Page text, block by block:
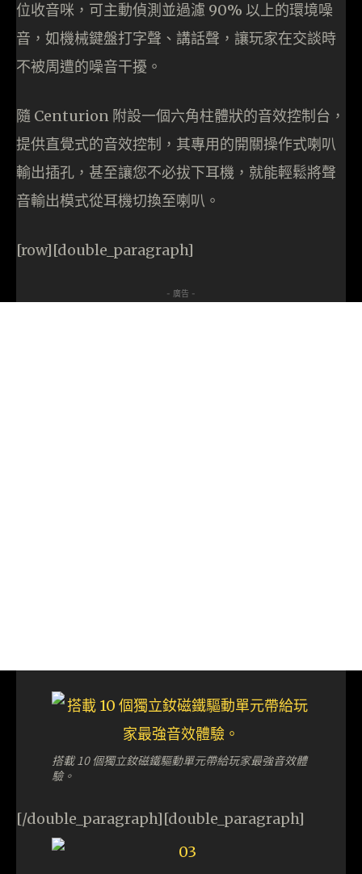
位收音咪，可主動偵測並過濾 90% 以上的環境噪
音，如機械鍵盤打字聲、講話聲，讓玩家在交談時
不被周遭的噪音干擾。
隨 Centurion 附設一個六角柱體狀的音效控制台，
提供直覺式的音效控制，其專用的開關操作式喇叭
輸出插孔，甚至讓您不必拔下耳機，就能輕鬆將聲
音輸出模式從耳機切換至喇叭。
[row][double_paragraph]
- 廣告 -
搭載 10 個獨立釹磁鐵驅動單元帶給玩家最強音效體
驗。
[/double_paragraph][double_paragraph]